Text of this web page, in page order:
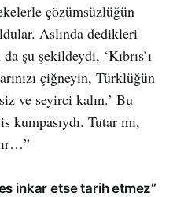
çözümsüzlüğün
Aslında dedikleri
şu şekildeydi, ‘Kıbrıs’ı
çiğneyin, Türklüğün
ve seyirci kalın.’ Bu
kumpasıydı. Tutar mı,
inkar etse tarih etmez”